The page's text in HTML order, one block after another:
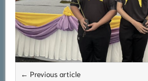
← Previous article